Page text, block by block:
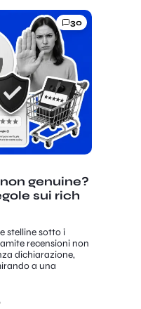
30
genuine?
sui rich
stelline sotto i
recensioni non
dichiarazione,
a una